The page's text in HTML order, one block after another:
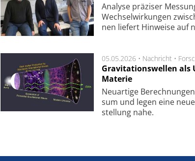
Analyse prä­zi­ser
Wech­sel­wir­kung­en
nen lie­fert Hin­wei­se auf
05.05.2026 • Nachricht •
Gravitationswellen als
Materie
Neu­artige
sum und legen eine
stel­lung nahe.